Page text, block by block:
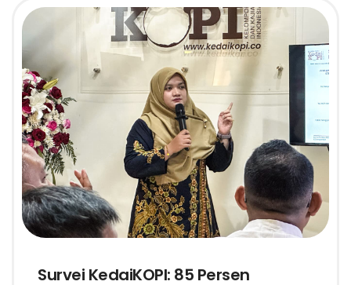
Survei KedaiKOPI: 85 Persen